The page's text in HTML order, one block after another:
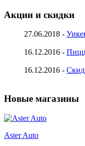
Акции и скидки
27.06.2018 -
16.12.2016 -
16.12.2016 -
Новые магазины
Aster Auto